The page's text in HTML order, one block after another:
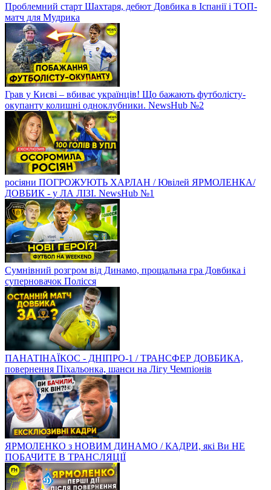
Проблемний старт Шахтаря, дебют Довбика в Іспанії і ТОП-
матч для Мудрика
Грав у Києві – вбиває українців! Що бажають футболісту-
окупанту колишні одноклубники. NewsHub №2
росіяни ПОГРОЖУЮТЬ ХАРЛАН / Ювілей ЯРМОЛЕНКА/
ДОВБИК - у ЛА ЛІЗІ. NewsHub №1
Сумнівний розгром від Динамо, прощальна гра Довбика і
суперновачок Полісся
ПАНАТІНАЇКОС - ДНІПРО-1 / ТРАНСФЕР ДОВБИКА,
повернення Піхальонка, шанси на Лігу Чемпіонів
ЯРМОЛЕНКО з НОВИМ ДИНАМО / КАДРИ, які Ви НЕ
ПОБАЧИТЕ В ТРАНСЛЯЦІЇ